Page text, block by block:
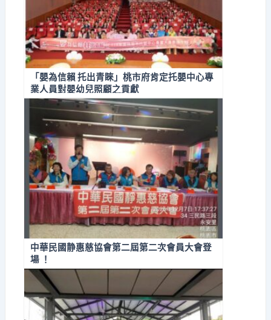
「嬰為信賴 托出青睞」桃市府肯定托嬰中心專
業人員對嬰幼兒照顧之貢獻
中華民國静惠慈協會第二屆第二次會員大會登
場 ！